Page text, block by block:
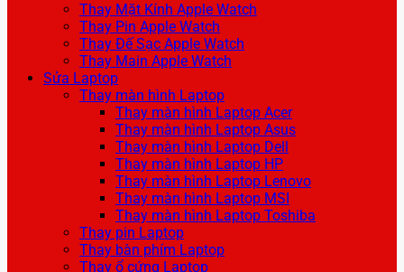
Thay Mặt Kính Apple Watch
Thay Pin Apple Watch
Thay Đế Sạc Apple Watch
Thay Main Apple Watch
Sửa Laptop
Thay màn hình Laptop
Thay màn hình Laptop Acer
Thay màn hình Laptop Asus
Thay màn hình Laptop Dell
Thay màn hình Laptop HP
Thay màn hình Laptop Lenovo
Thay màn hình Laptop MSI
Thay màn hình Laptop Toshiba
Thay pin Laptop
Thay bàn phím Laptop
Thay ổ cứng Laptop